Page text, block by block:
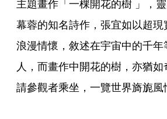
主題畫作「一棵開花的樹 」，
幕蓉的知名詩作，張宜如以超
浪漫情懷，敘述在宇宙中的千
人，而畫作中開花的樹，亦猶
請參觀者乘坐，一覽世界旖旎風